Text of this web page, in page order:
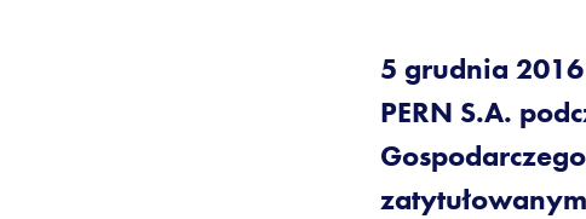
5 grudnia
PERN S.A.